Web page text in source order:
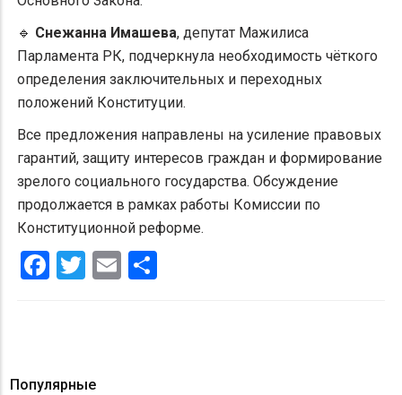
🔹 Снежанна Имашева, депутат Мажилиса
Парламента РК, подчеркнула необходимость чёткого
определения заключительных и переходных
положений Конституции.
Все предложения направлены на усиление правовых
гарантий, защиту интересов граждан и формирование
зрелого социального государства. Обсуждение
продолжается в рамках работы Комиссии по
Конституционной реформе.
Facebook
Twitter
Email
Популярные